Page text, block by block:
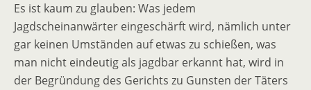
Es ist kaum zu glauben: Was jedem
Jagdscheinanwärter eingeschärft wird, nämlich unter
gar keinen Umständen auf etwas zu schießen, was
man nicht eindeutig als jagdbar erkannt hat, wird in
der Begründung des Gerichts zu Gunsten der Täters